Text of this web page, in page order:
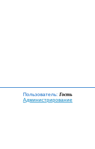
Пользователь: Гость
Администрирование